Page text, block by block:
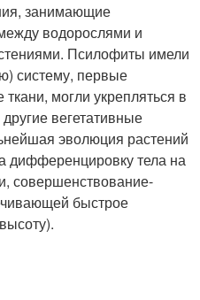
занимающие
водорослями и
Псилофиты имели
систему, первые
могли укрепляться в
вегетативные
эволюция растений
дифференцировку тела на
совершенствование-
быстрое